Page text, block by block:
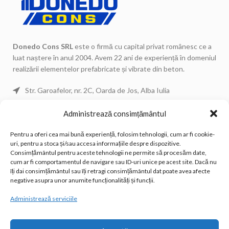
Administrează consimțământul
Pentru a oferi cea mai bună experiență, folosim tehnologii, cum ar fi cookie-
uri, pentru a stoca și/sau accesa informațiile despre dispozitive.
Consimțământul pentru aceste tehnologii ne permite să procesăm date,
cum ar fi comportamentul de navigare sau ID-uri unice pe acest site. Dacă nu
îți dai consimțământul sau îți retragi consimțământul dat poate avea afecte
negative asupra unor anumite funcționalități și funcții.
Administrează serviciile
Donedo Cons SRLeste o firmă cu capital privat românesc ce a
luat naștere în anul 2004. Avem 22 ani de experiență în domeniul
realizării elementelor prefabricate și vibrate din beton.
Str. Garoafelor, nr. 2C, Oarda de Jos, Alba Iulia
Telefon Fix: 0258 815 533
Email: office@donedocons.ro
POSTĂRI RECENTE